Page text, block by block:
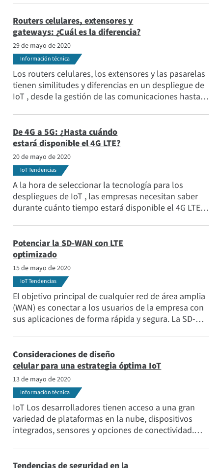
este sector está en resolver los retos de velocidad,
fiabilidad y seguridad.
Routers celulares, extensores y
gateways: ¿Cuál es la diferencia?
29 de mayo de 2020
Información técnica
Los routers celulares, los extensores y las pasarelas
tienen similitudes y diferencias en un despliegue de
IoT , desde la gestión de las comunicaciones hasta
radios y módems al protocolo IP. Este artículo
describe las diferencias.
De 4G a 5G: ¿Hasta cuándo
estará disponible el 4G LTE?
20 de mayo de 2020
IoT Tendencias
A la hora de seleccionar la tecnología para los
despliegues de IoT , las empresas necesitan saber
durante cuánto tiempo estará disponible el 4G LTE,
periodo de tiempo, probablemente al menos una
década, en el que coexistirán el 4G y el 5G.
Potenciar la SD-WAN con LTE
optimizado
15 de mayo de 2020
IoT Tendencias
El objetivo principal de cualquier red de área amplia
(WAN) es conectar a los usuarios de la empresa con
sus aplicaciones de forma rápida y segura. La SD-
seguridad.
Consideraciones de diseño
celular para una estrategia óptima IoT
13 de mayo de 2020
Información técnica
IoT Los desarrolladores tienen acceso a una gran
variedad de plataformas en la nube, dispositivos
integrados, sensores y opciones de conectividad.
aplicación IoT .